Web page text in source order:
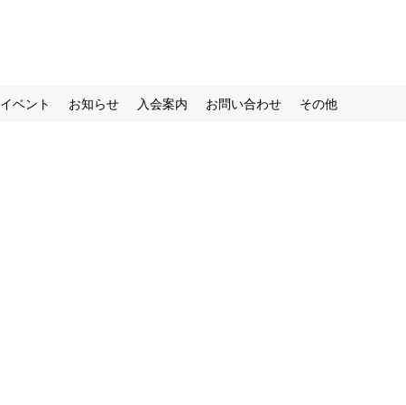
イベント お知らせ 入会案内 お問い合わせ その他